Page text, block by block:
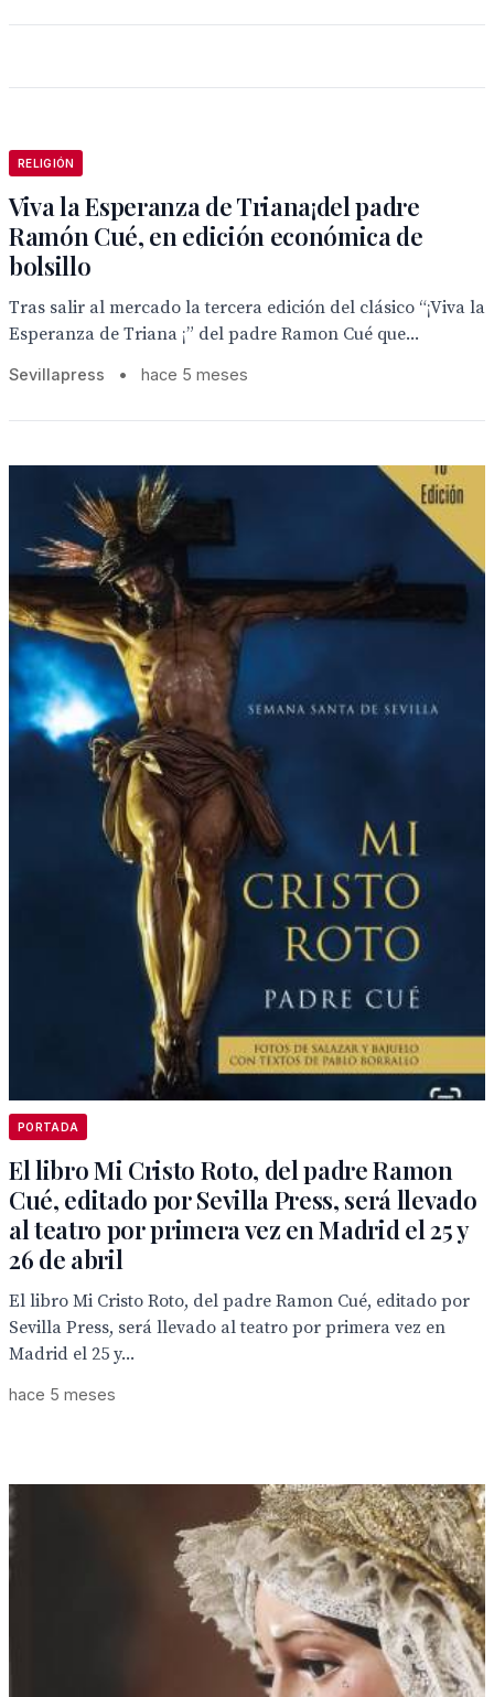
RELIGIÓN
Viva la Esperanza de Triana¡del padre
Ramón Cué, en edición económica de
bolsillo
Tras salir al mercado la tercera edición del clásico “¡Viva la
Esperanza de Triana ¡” del padre Ramon Cué que...
Sevillapress • hace 5 meses
PORTADA
El libro Mi Cristo Roto, del padre Ramon
Cué, editado por Sevilla Press, será llevado
al teatro por primera vez en Madrid el 25 y
26 de abril
El libro Mi Cristo Roto, del padre Ramon Cué, editado por
Sevilla Press, será llevado al teatro por primera vez en
Madrid el 25 y...
hace 5 meses